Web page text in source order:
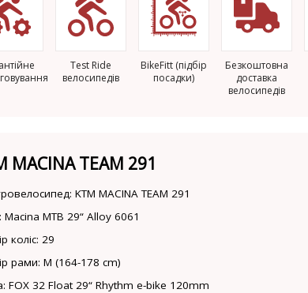
Test Ride
велосипедів
BikeFitt (підбір
посадки)
Безкоштовна
доставка
велосипедів
MACINA TEAM 291
KTM MACINA TEAM 291
MTB 29“ Alloy 6061
коліс: 29
рами: M (164-178 cm)
FOX 32 Float 29“ Rhythm e-bike 120mm